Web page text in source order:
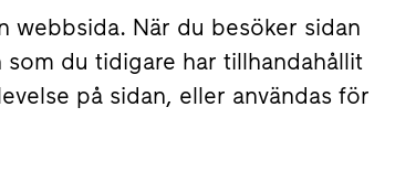
webbsida. När du besöker sidan
du tidigare har tillhandahållit
på sidan, eller användas för